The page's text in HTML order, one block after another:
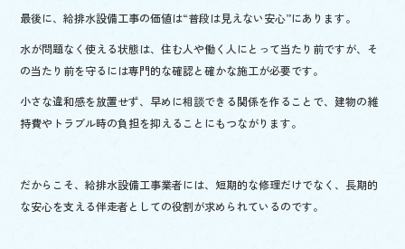
最後に、給排水設備工事の価値は“普段は見えない安心”にあります。
水が問題なく使える状態は、住む人や働く人にとって当たり前ですが、そ
の当たり前を守るには専門的な確認と確かな施工が必要です。
小さな違和感を放置せず、早めに相談できる関係を作ることで、建物の維
持費やトラブル時の負担を抑えることにもつながります。
だからこそ、給排水設備工事業者には、短期的な修理だけでなく、長期的
な安心を支える伴走者としての役割が求められているのです。